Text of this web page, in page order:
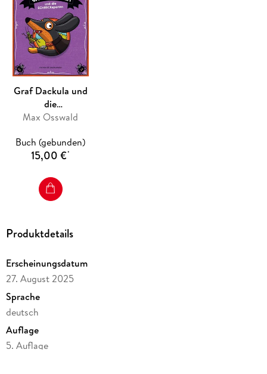
Max Osswald, geboren 1992, ist Autor und Comedian. Er
schreibt Romane, für die Bühne, fürs Fernsehen - und jetzt
auch für Kinder! Er lebt, arbeitet und gruselt sich in München.
Das Buch wurde richtig toll illustriert von Merle Goll!
Graf Dackula und
die
SCHRECKsperten
Max Osswald
Buch (gebunden)
15,00 €*
Produktdetails
Erscheinungsdatum
27. August 2025
Sprache
deutsch
Auflage
5. Auflage